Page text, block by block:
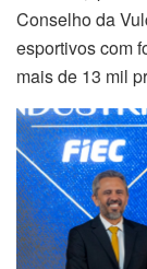
Conselho da
esportivos com
mais de 13 mil